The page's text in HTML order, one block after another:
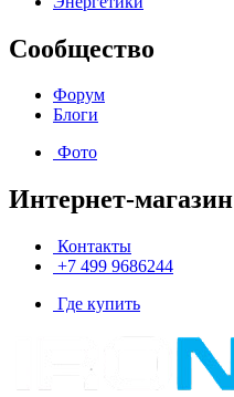
Сообщество
Форум
Блоги
Фото
Интернет-магазин
Контакты
+7 499 9686244
Где купить